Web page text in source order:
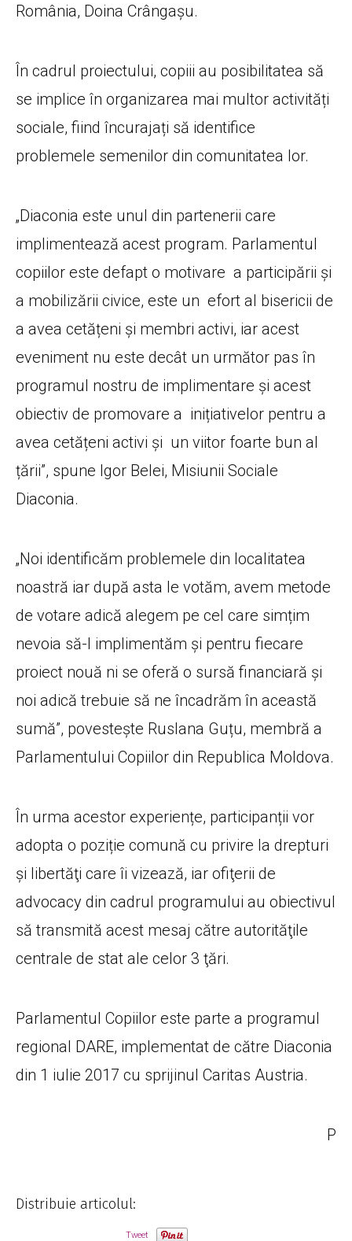
România, Doina Crângașu.
În cadrul proiectului, copiii au posibilitatea să
se implice în organizarea mai multor activități
sociale, fiind încurajați să identifice
problemele semenilor din comunitatea lor.
„Diaconia este unul din partenerii care
implimentează acest program. Parlamentul
copiilor este defapt o motivare a participării și
a mobilizării civice, este un efort al bisericii de
a avea cetățeni și membri activi, iar acest
eveniment nu este decât un următor pas în
programul nostru de implimentare și acest
obiectiv de promovare a inițiativelor pentru a
avea cetățeni activi și un viitor foarte bun al
țării”, spune Igor Belei, Misiunii Sociale
Diaconia.
„Noi identificăm problemele din localitatea
noastră iar după asta le votăm, avem metode
de votare adică alegem pe cel care simțim
nevoia să-l implimentăm și pentru fiecare
proiect nouă ni se oferă o sursă financiară și
noi adică trebuie să ne încadrăm în această
sumă”, povestește Ruslana Guțu, membră a
Parlamentului Copiilor din Republica Moldova.
În urma acestor experiențe, participanții vor
adopta o poziție comună cu privire la drepturi
şi libertăţi care îi vizează, iar ofiţerii de
advocacy din cadrul programului au obiectivul
să transmită acest mesaj către autorităţile
centrale de stat ale celor 3 ţări.
Parlamentul Copiilor este parte a programul
regional DARE, implementat de către Diaconia
din 1 iulie 2017 cu sprijinul Caritas Austria.
P
Distribuie articolul:
Tweet